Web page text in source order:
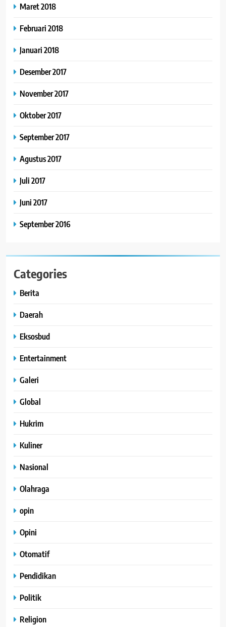
Maret 2018
Februari 2018
Januari 2018
Desember 2017
November 2017
Oktober 2017
September 2017
Agustus 2017
Juli 2017
Juni 2017
September 2016
Categories
Berita
Daerah
Eksosbud
Entertainment
Galeri
Global
Hukrim
Kuliner
Nasional
Olahraga
opin
Opini
Otomatif
Pendidikan
Politik
Religion